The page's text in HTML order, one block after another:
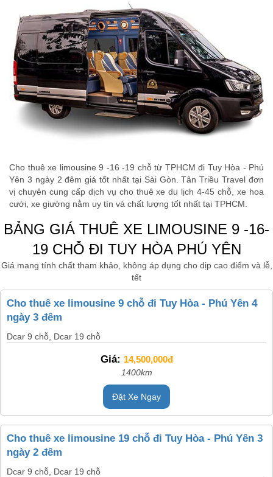
Cho thuê xe limousine 9 -16 -19 chỗ từ TPHCM đi Tuy Hòa - Phú
Yên 3 ngày 2 đêm giá tốt nhất tại Sài Gòn. Tân Triều Travel đơn
vị chuyên cung cấp dịch vụ cho thuê xe du lịch 4-45 chỗ, xe hoa
cưới, xe giường nằm uy tín và chất lượng tốt nhất tại TPHCM.
BẢNG GIÁ THUÊ XE LIMOUSINE 9 -16-
19 CHỖ ĐI TUY HÒA PHÚ YÊN
Giá mang tính chất tham khảo, không áp dụng cho dịp cao điểm và lễ,
tết
Cho thuê xe limousine 9 chỗ đi Tuy Hòa - Phú Yên 4
ngày 3 đêm
Dcar 9 chỗ, Dcar 19 chỗ
Giá: 14,500,000đ
1400km
Đặt Xe Ngay
Cho thuê xe limousine 19 chỗ đi Tuy Hòa - Phú Yên 3
ngày 2 đêm
Dcar 9 chỗ, Dcar 19 chỗ